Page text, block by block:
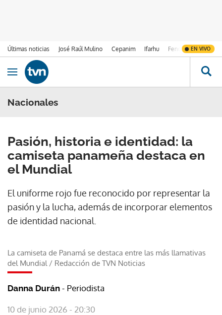
Últimas noticias José Raúl Mulino Cepanim Ifarhu Fenómeno de El
EN VIVO
Ir al contenido
Obrir navegació
Nacionales
Pasión, historia e identidad: la
camiseta panameña destaca en
el Mundial
El uniforme rojo fue reconocido por representar la
pasión y la lucha, además de incorporar elementos
de identidad nacional.
La camiseta de Panamá se destaca entre las más llamativas
del Mundial/ Redacción de TVN Noticias
Danna Durán - Periodista
10 de junio 2026 - 20:30